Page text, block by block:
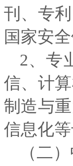
刊、专
国家安
2、专
信、计
制造与
信息化等
（二